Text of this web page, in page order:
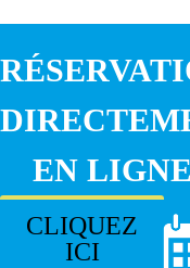
EN LIGNE
CLIQUEZ
ICI